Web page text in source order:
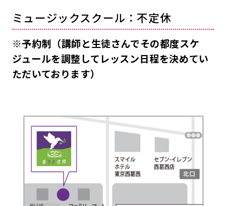
ミュージックスクール：不定休
※予約制（講師と生徒さんでその都度スケ
ジュールを調整してレッスン日程を決めてい
ただいております）